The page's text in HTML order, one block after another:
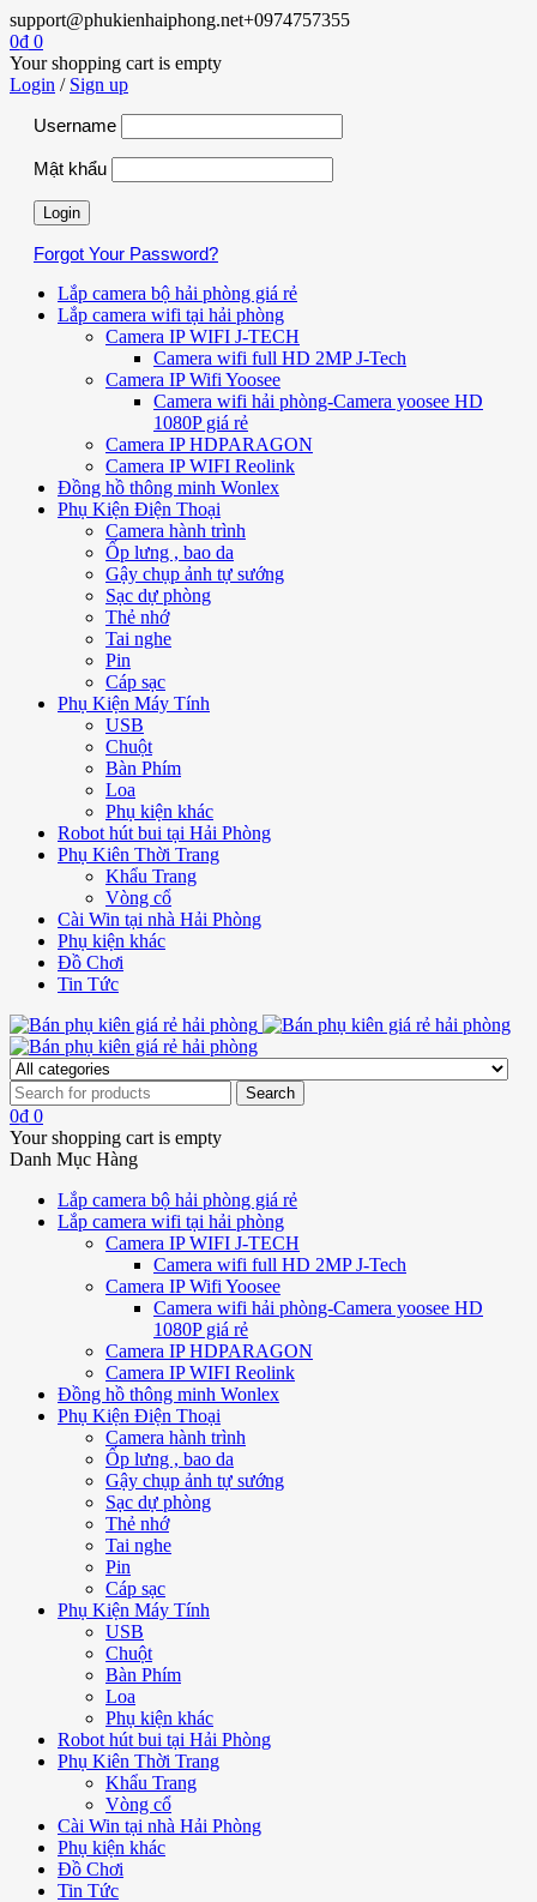
support@phukienhaiphong.net+0974757355
0₫ 0
Your shopping cart is empty
Login / Sign up
Username
Mật khẩu
Forgot Your Password?
Lắp camera bộ hải phòng giá rẻ
Lắp camera wifi tại hải phòng
Camera IP WIFI J-TECH
Camera wifi full HD 2MP J-Tech
Camera IP Wifi Yoosee
Camera wifi hải phòng-Camera yoosee HD
1080P giá rẻ
Camera IP HDPARAGON
Camera IP WIFI Reolink
Đồng hồ thông minh Wonlex
Phụ Kiện Điện Thoại
Camera hành trình
Ốp lưng , bao da
Gậy chụp ảnh tự sướng
Sạc dự phòng
Thẻ nhớ
Tai nghe
Pin
Cáp sạc
Phụ Kiện Máy Tính
USB
Chuột
Bàn Phím
Loa
Phụ kiện khác
Robot hút bui tại Hải Phòng
Phụ Kiên Thời Trang
Khẩu Trang
Vòng cổ
Cài Win tại nhà Hải Phòng
Phụ kiện khác
Đồ Chơi
Tin Tức
0₫ 0
Your shopping cart is empty
Danh Mục Hàng
Lắp camera bộ hải phòng giá rẻ
Lắp camera wifi tại hải phòng
Camera IP WIFI J-TECH
Camera wifi full HD 2MP J-Tech
Camera IP Wifi Yoosee
Camera wifi hải phòng-Camera yoosee HD
1080P giá rẻ
Camera IP HDPARAGON
Camera IP WIFI Reolink
Đồng hồ thông minh Wonlex
Phụ Kiện Điện Thoại
Camera hành trình
Ốp lưng , bao da
Gậy chụp ảnh tự sướng
Sạc dự phòng
Thẻ nhớ
Tai nghe
Pin
Cáp sạc
Phụ Kiện Máy Tính
USB
Chuột
Bàn Phím
Loa
Phụ kiện khác
Robot hút bui tại Hải Phòng
Phụ Kiên Thời Trang
Khẩu Trang
Vòng cổ
Cài Win tại nhà Hải Phòng
Phụ kiện khác
Đồ Chơi
Tin Tức